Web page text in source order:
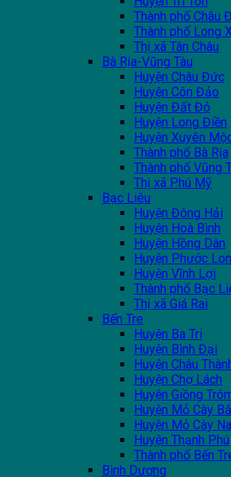
Thành phố Châu
Thành phố Long
Thị xã Tân Châu
Bà Rịa-Vũng Tàu
Huyện Châu Đức
Huyện Côn Đảo
Huyện Đất Đỏ
Huyện Long Điền
Huyện Xuyên
Thành phố Bà Rịa
Thành phố Vũng
Thị xã Phú Mỹ
Bạc Liêu
Huyện Đông Hải
Huyện Hoà Bình
Huyện Hồng Dân
Huyện Phước
Huyện Vĩnh Lợi
Thành phố Bạc
Thị xã Giá Rai
Bến Tre
Huyện Ba Tri
Huyện Bình Đại
Huyện Châu
Huyện Chợ Lách
Huyện Giồng
Huyện Mỏ Cày
Huyện Mỏ Cày
Huyện Thạnh Phú
Thành phố Bến
Bình Dương